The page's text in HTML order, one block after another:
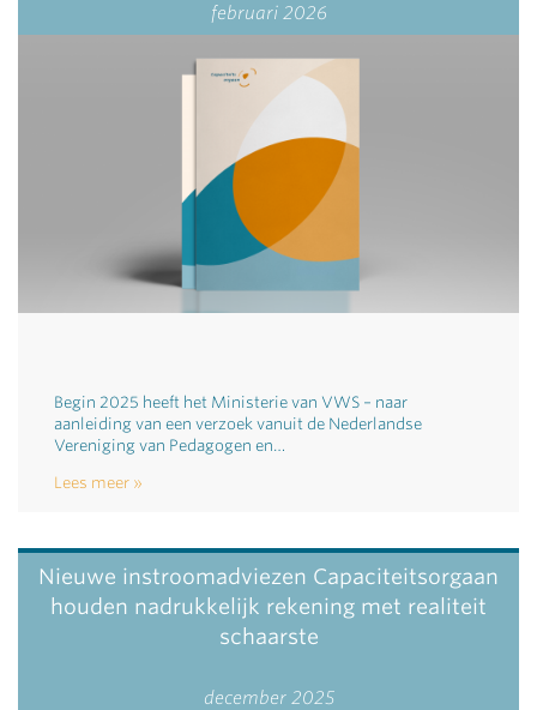
februari 2026
Begin 2025 heeft het Ministerie van VWS – naar
aanleiding van een verzoek vanuit de Nederlandse
Vereniging van Pedagogen en…
Lees meer
Nieuwe instroomadviezen Capaciteitsorgaan
houden nadrukkelijk rekening met realiteit
schaarste
december 2025